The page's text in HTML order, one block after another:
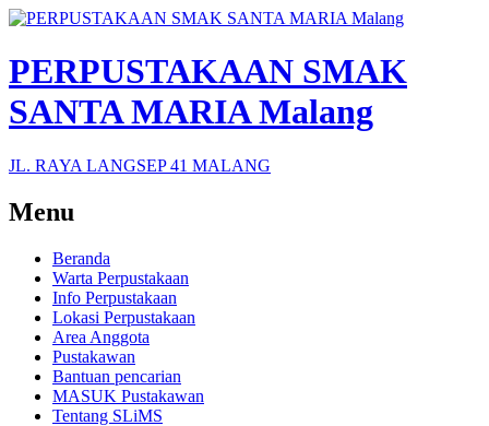
PERPUSTAKAAN SMAK
SANTA MARIA Malang
JL. RAYA LANGSEP 41 MALANG
Menu
Beranda
Warta Perpustakaan
Info Perpustakaan
Lokasi Perpustakaan
Area Anggota
Pustakawan
Bantuan pencarian
MASUK Pustakawan
Tentang SLiMS